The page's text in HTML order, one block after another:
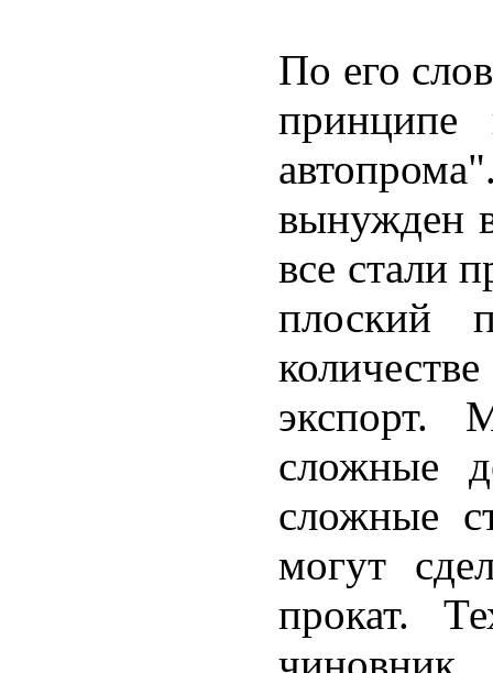
По его
принципе
вынужден
все стали
плоский
экспорт.
сложные
сложные
могут
прокат.